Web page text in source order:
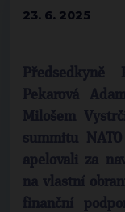
23. 6. 2025
Předsedkyně
Pekarová
Milošem
summitu
apelovali za
na vlastní
finanční